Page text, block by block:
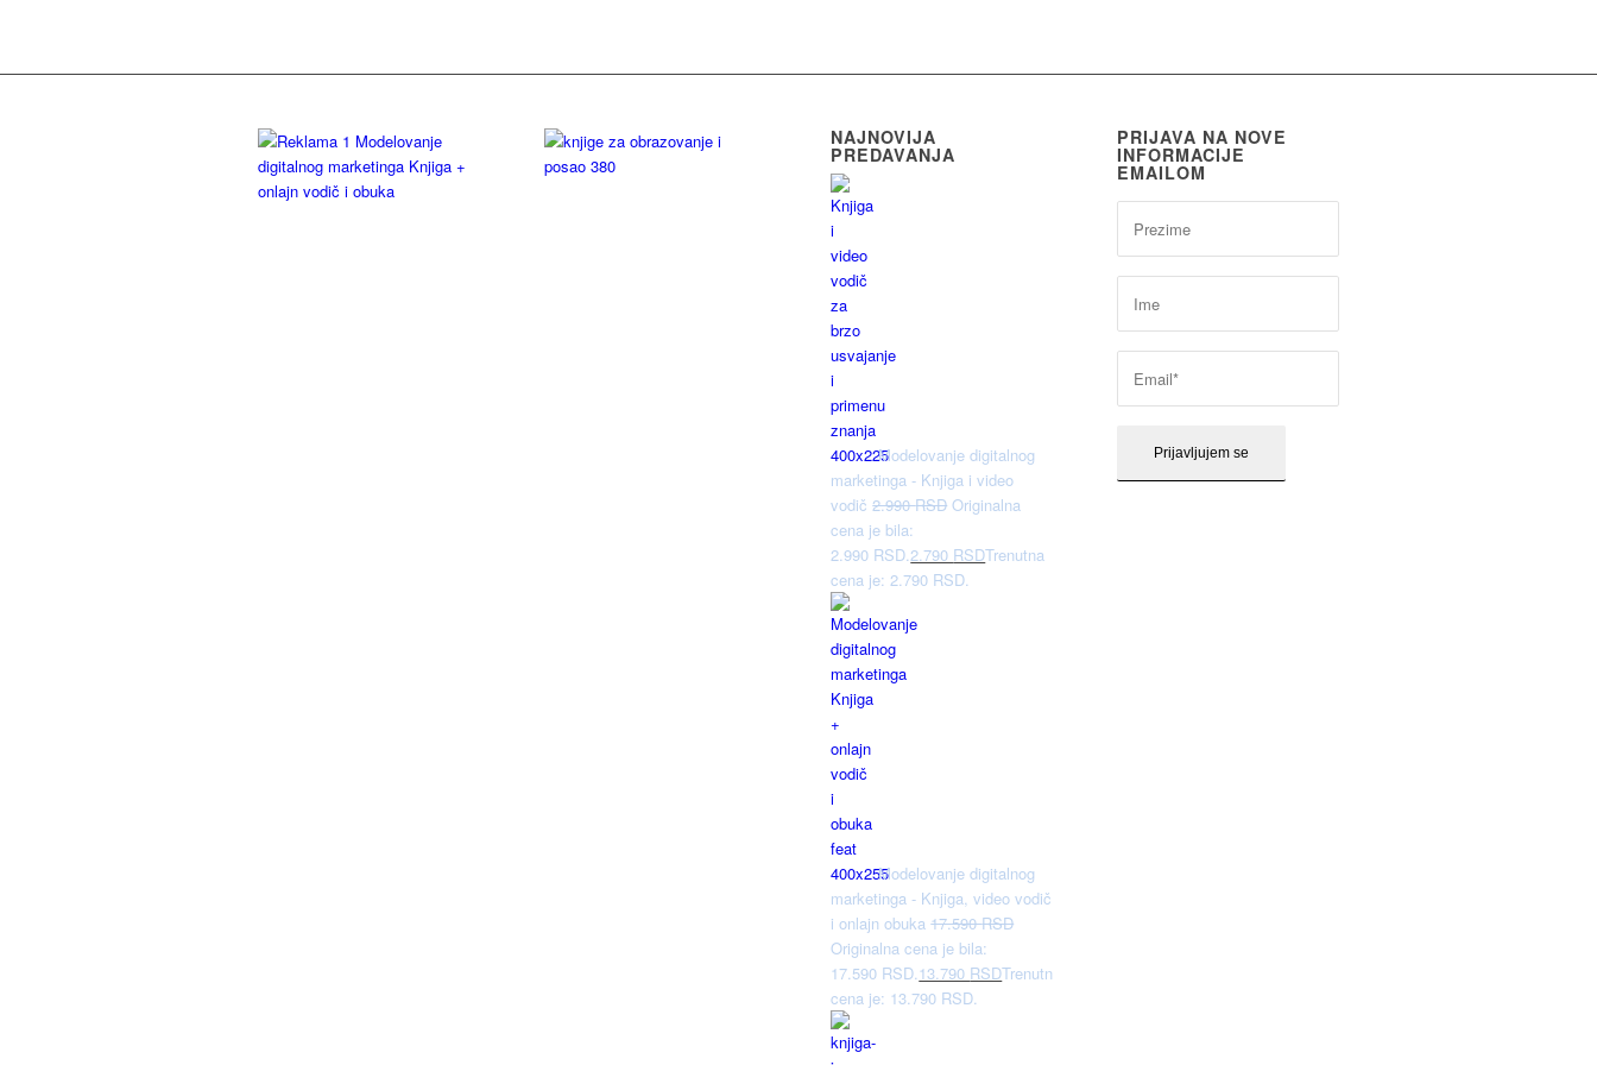
NAJNOVIJA
PREDAVANJA
Modelovanje digitalnog
marketinga - Knjiga i video
vodič 2.990RSD Originalna
cena je bila:
2.990 RSD.2.790 RSDTrenutna
cena je: 2.790 RSD.
Modelovanje digitalnog
marketinga - Knjiga, video vodič
i onlajn obuka 17.590RSD
Originalna cena je bila:
17.590 RSD.13.790 RSDTrenutna
cena je: 13.790 RSD.
PRIJAVA NA NOVE
INFORMACIJE
EMAILOM